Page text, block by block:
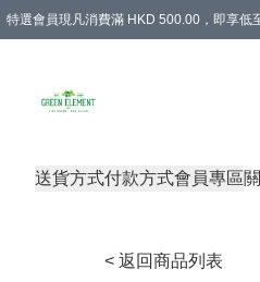
特選會員現凡消費滿 HKD 500.00，即享低
送貨方式付款方式會員專區
< 返回商品列表